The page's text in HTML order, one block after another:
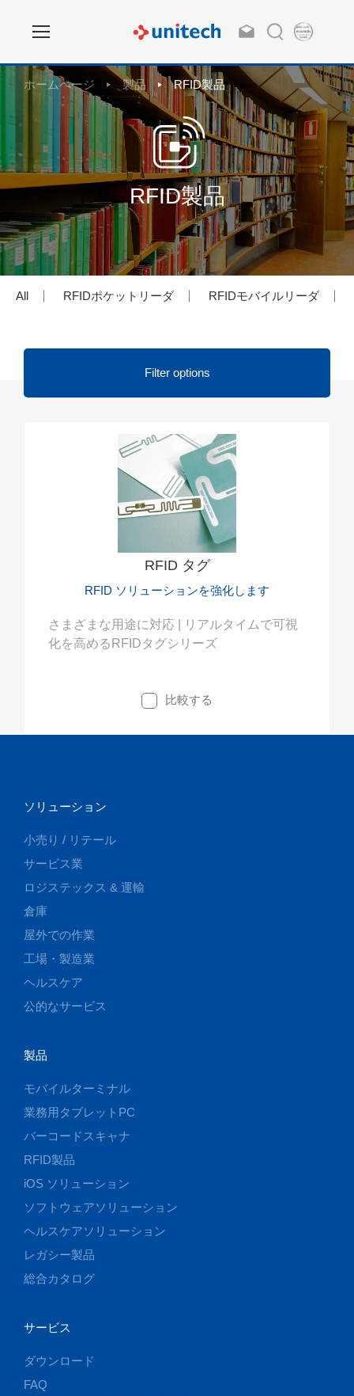
ホームページ 製品 RFID製品
RFID製品
All RFIDポケットリーダ RFIDモバイルリーダ
Filter options
RFID タグ
RFID ソリューションを強化します
さまざまな用途に対応 | リアルタイムで可視
化を高めるRFIDタグシリーズ
比較する
ソリューション
小売り / リテール
サービス業
ロジステックス & 運輸
倉庫
屋外での作業
工場・製造業
ヘルスケア
公的なサービス
製品
モバイルターミナル
業務用タブレットPC
バーコードスキャナ
RFID製品
iOS ソリューション
ソフトウェアソリューション
ヘルスケアソリューション
レガシー製品
総合カタログ
サービス
ダウンロード
FAQ